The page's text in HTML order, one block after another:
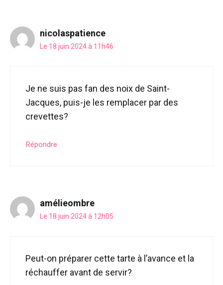
nicolaspatience
Le 18 juin 2024 à 11h46
Je ne suis pas fan des noix de Saint-
Jacques, puis-je les remplacer par des
crevettes?
Répondre
amélieombre
Le 18 juin 2024 à 12h05
Peut-on préparer cette tarte à l’avance et la
réchauffer avant de servir?